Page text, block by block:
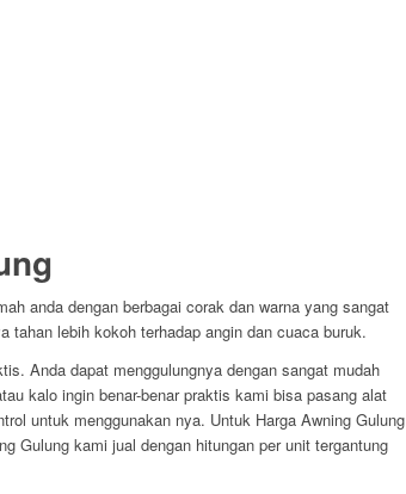
anda dengan berbagai corak dan warna yang sangat
lebih kokoh terhadap angin dan cuaca buruk.
Anda dapat menggulungnya dengan sangat mudah
kalo ingin benar-benar praktis kami bisa pasang alat
untuk menggunakan nya. Untuk Harga Awning Gulung
Gulung kami jual dengan hitungan per unit tergantung